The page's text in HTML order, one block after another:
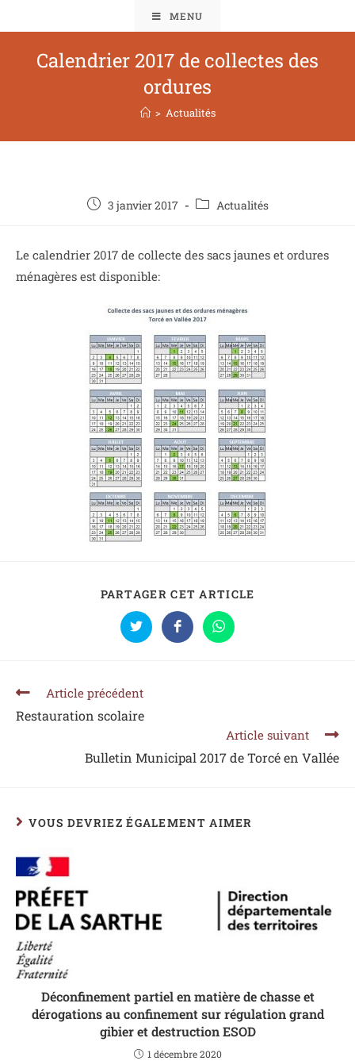
MENU
Calendrier 2017 de collectes des
ordures
> Actualités
3 janvier 2017 Actualités
Le calendrier 2017 de collecte des sacs jaunes et ordures
ménagères est disponible:
PARTAGER CET ARTICLE
Article précédent
Restauration scolaire
Article suivant
Bulletin Municipal 2017 de Torcé en Vallée
VOUS DEVRIEZ ÉGALEMENT AIMER
Déconfinement partiel en matière de chasse et
dérogations au confinement sur régulation grand
gibier et destruction ESOD
1 décembre 2020